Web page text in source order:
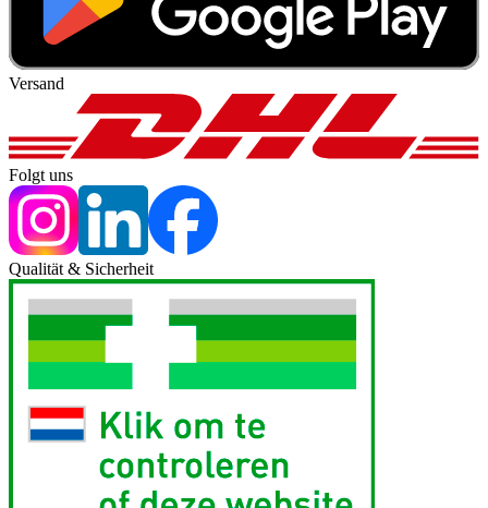
Versand
Folgt uns
Qualität & Sicherheit